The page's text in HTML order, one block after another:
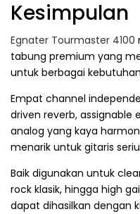
Kesimpulan
Egnater Tourmaster 4100
tabung premium yang
untuk berbagai
Empat channel
driven reverb,
analog yang kaya
menarik untuk gitaris
Baik digunakan untuk
rock klasik, hingga high
dapat dihasilkan dengan